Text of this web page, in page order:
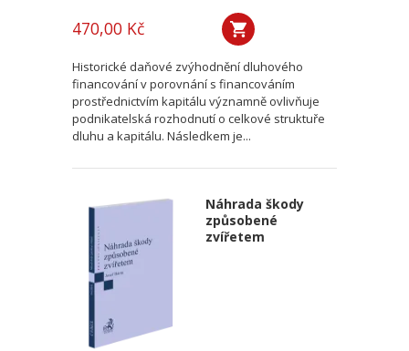
470,00 Kč
Historické daňové zvýhodnění dluhového
financování v porovnání s financováním
prostřednictvím kapitálu významně ovlivňuje
podnikatelská rozhodnutí o celkové struktuře
dluhu a kapitálu. Následkem je...
Náhrada škody
způsobené
zvířetem